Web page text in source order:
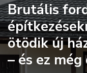
Brutális
ötödik új
– és ez